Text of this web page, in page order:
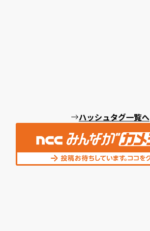
ハッシュタグ一覧へ